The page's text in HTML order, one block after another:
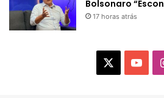
Bolsonaro
17 horas atrás